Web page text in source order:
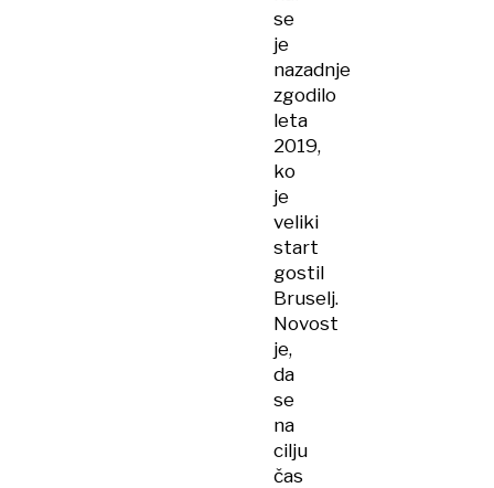
se
je
nazadnje
zgodilo
leta
2019,
ko
je
veliki
start
gostil
Bruselj.
Novost
je,
da
se
na
cilju
čas